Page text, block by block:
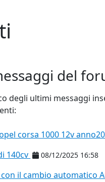
del
degli ultimi messaggi
corsa 1000 12v
140cv 08/12/2025 16:58
il cambio automatico